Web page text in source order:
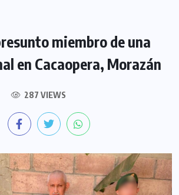
miembro de una
en Cacaopera, Morazán
287 VIEWS